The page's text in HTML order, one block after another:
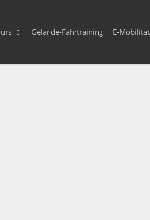
Gelände-Fahrtraining E-Mobilität